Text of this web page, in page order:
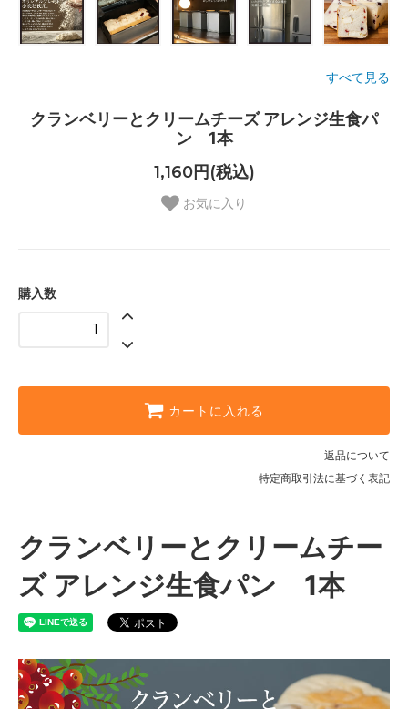
すべて見る
クランベリーとクリームチーズ アレンジ生食パ
ン 1本
1,160円(税込)
お気に入り
購入数
カートに入れる
返品について
特定商取引法に基づく表記
クランベリーとクリームチー
ズ アレンジ生食パン 1本